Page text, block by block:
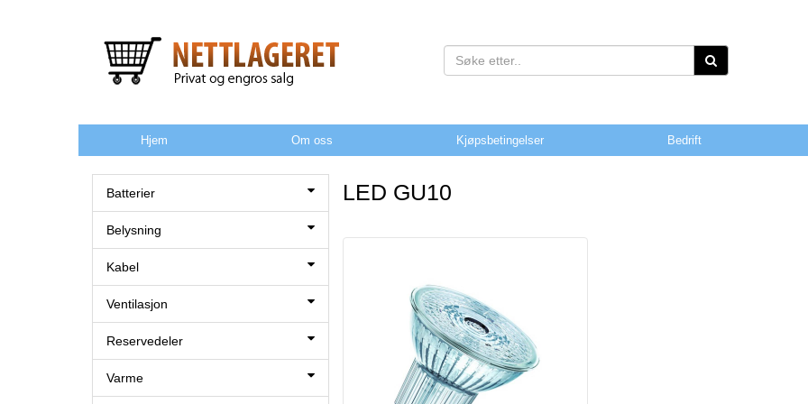
Hjem Om oss Kjøpsbetingelser Bedrift
Batterier
Belysning
Kabel
Ventilasjon
Reservedeler
Varme
LED GU10